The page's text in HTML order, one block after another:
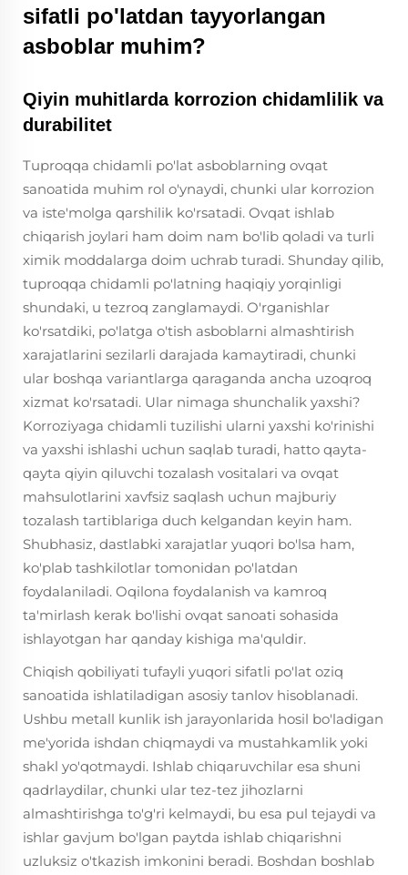
sifatli po'latdan tayyorlangan
asboblar muhim?
Qiyin muhitlarda korrozion chidamlilik va
durabilitet
Tuproqqa chidamli po'lat asboblarning ovqat
sanoatida muhim rol o'ynaydi, chunki ular korrozion
va iste'molga qarshilik ko'rsatadi. Ovqat ishlab
chiqarish joylari ham doim nam bo'lib qoladi va turli
ximik moddalarga doim uchrab turadi. Shunday qilib,
tuproqqa chidamli po'latning haqiqiy yorqinligi
shundaki, u tezroq zanglamaydi. O'rganishlar
ko'rsatdiki, po'latga o'tish asboblarni almashtirish
xarajatlarini sezilarli darajada kamaytiradi, chunki
ular boshqa variantlarga qaraganda ancha uzoqroq
xizmat ko'rsatadi. Ular nimaga shunchalik yaxshi?
Korroziyaga chidamli tuzilishi ularni yaxshi ko'rinishi
va yaxshi ishlashi uchun saqlab turadi, hatto qayta-
qayta qiyin qiluvchi tozalash vositalari va ovqat
mahsulotlarini xavfsiz saqlash uchun majburiy
tozalash tartiblariga duch kelgandan keyin ham.
Shubhasiz, dastlabki xarajatlar yuqori bo'lsa ham,
ko'plab tashkilotlar tomonidan po'latdan
foydalaniladi. Oqilona foydalanish va kamroq
ta'mirlash kerak bo'lishi ovqat sanoati sohasida
ishlayotgan har qanday kishiga ma'quldir.
Chiqish qobiliyati tufayli yuqori sifatli po'lat oziq
sanoatida ishlatiladigan asosiy tanlov hisoblanadi.
Ushbu metall kunlik ish jarayonlarida hosil bo'ladigan
me'yorida ishdan chiqmaydi va mustahkamlik yoki
shakl yo'qotmaydi. Ishlab chiqaruvchilar esa shuni
qadrlaydilar, chunki ular tez-tez jihozlarni
almashtirishga to'g'ri kelmaydi, bu esa pul tejaydi va
ishlar gavjum bo'lgan paytda ishlab chiqarishni
uzluksiz o'tkazish imkonini beradi. Boshdan boshlab